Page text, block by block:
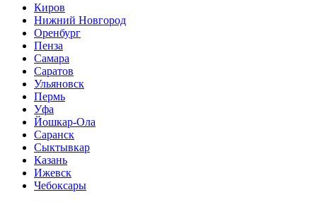
Киров
Нижний Новгород
Оренбург
Пенза
Самара
Саратов
Ульяновск
Пермь
Уфа
Йошкар-Ола
Саранск
Сыктывкар
Казань
Ижевск
Чебоксары